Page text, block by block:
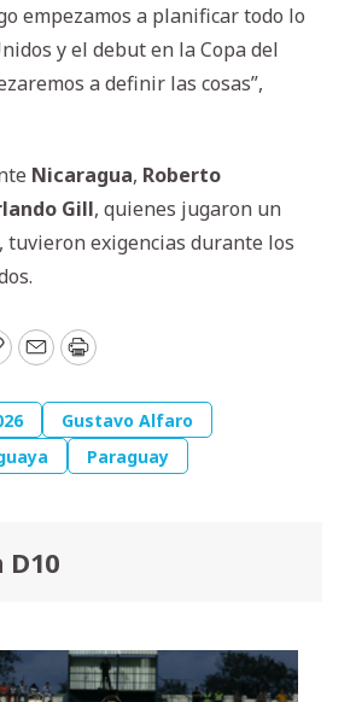
empezamos a planificar todo lo
y el debut en la Copa del
a definir las cosas”,
Nicaragua, Roberto
Gill, quienes jugaron un
tuvieron exigencias durante los
EmailPrint
Gustavo Alfaro
Paraguay
D10